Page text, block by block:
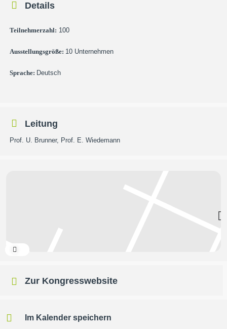
Details
Teilnehmerzahl: 100
Ausstellungsgröße: 10 Unternehmen
Sprache: Deutsch
Leitung
Prof. U. Brunner, Prof. E. Wiedemann
Zur Kongresswebsite
Im Kalender speichern